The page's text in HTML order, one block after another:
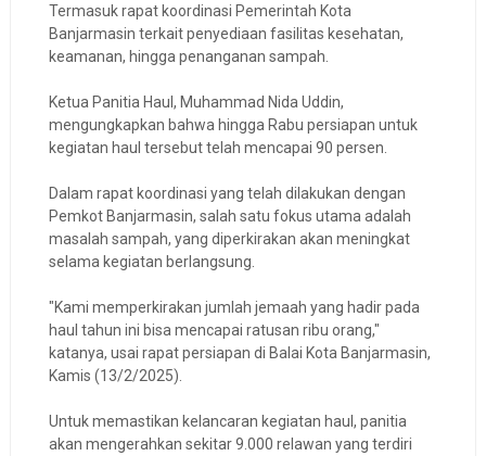
Termasuk rapat koordinasi Pemerintah Kota
Banjarmasin terkait penyediaan fasilitas kesehatan,
keamanan, hingga penanganan sampah.
Ketua Panitia Haul, Muhammad Nida Uddin,
mengungkapkan bahwa hingga Rabu persiapan untuk
kegiatan haul tersebut telah mencapai 90 persen.
Dalam rapat koordinasi yang telah dilakukan dengan
Pemkot Banjarmasin, salah satu fokus utama adalah
masalah sampah, yang diperkirakan akan meningkat
selama kegiatan berlangsung.
"Kami memperkirakan jumlah jemaah yang hadir pada
haul tahun ini bisa mencapai ratusan ribu orang,"
katanya, usai rapat persiapan di Balai Kota Banjarmasin,
Kamis (13/2/2025).
Untuk memastikan kelancaran kegiatan haul, panitia
akan mengerahkan sekitar 9.000 relawan yang terdiri